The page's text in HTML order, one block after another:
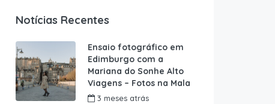
Notícias Recentes
Ensaio fotográfico em
Edimburgo com a
Mariana do Sonhe Alto
Viagens – Fotos na Mala
3 meses atrás